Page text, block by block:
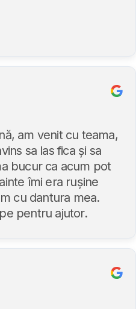
am venit cu teama,
sa las fica și sa
bucur ca acum pot
îmi era rușine
cu dantura mea.
pentru ajutor.